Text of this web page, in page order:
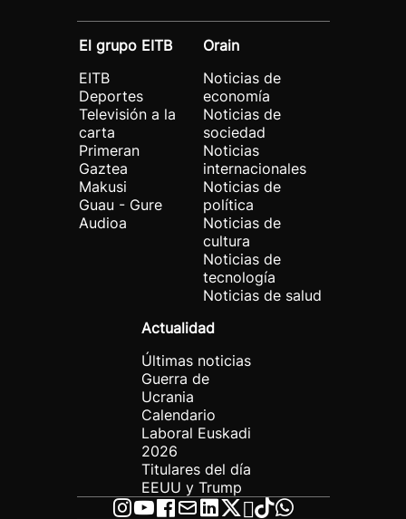
El grupo EITB
EITB
Deportes
Televisión a la
carta
Primeran
Gaztea
Makusi
Guau - Gure
Audioa
Orain
Noticias de
economía
Noticias de
sociedad
Noticias
internacionales
Noticias de
política
Noticias de
cultura
Noticias de
tecnología
Noticias de salud
Actualidad
Últimas noticias
Guerra de
Ucrania
Calendario
Laboral Euskadi
2026
Titulares del día
EEUU y Trump